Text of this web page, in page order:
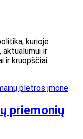
kurioje
aktualumui ir
ir kruopščiai
priemonių